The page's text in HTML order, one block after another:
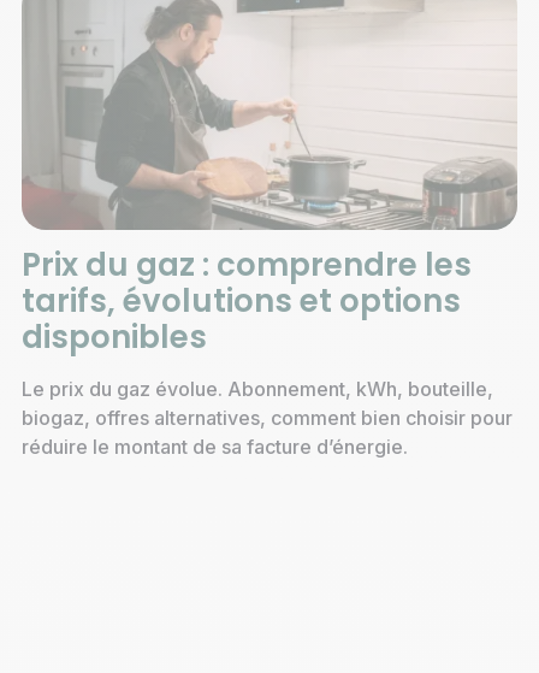
Prix du gaz : comprendre les
tarifs, évolutions et options
disponibles
Le prix du gaz évolue. Abonnement, kWh, bouteille,
biogaz, offres alternatives, comment bien choisir pour
réduire le montant de sa facture d’énergie.